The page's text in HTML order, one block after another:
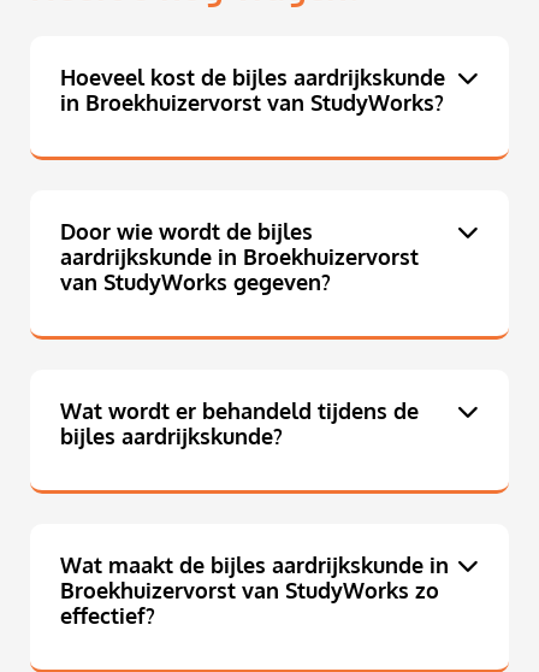
Hoeveel kost de bijles aardrijkskunde
in Broekhuizervorst van StudyWorks?
Door wie wordt de bijles
aardrijkskunde in Broekhuizervorst
van StudyWorks gegeven?
Wat wordt er behandeld tijdens de
bijles aardrijkskunde?
Wat maakt de bijles aardrijkskunde in
Broekhuizervorst van StudyWorks zo
effectief?